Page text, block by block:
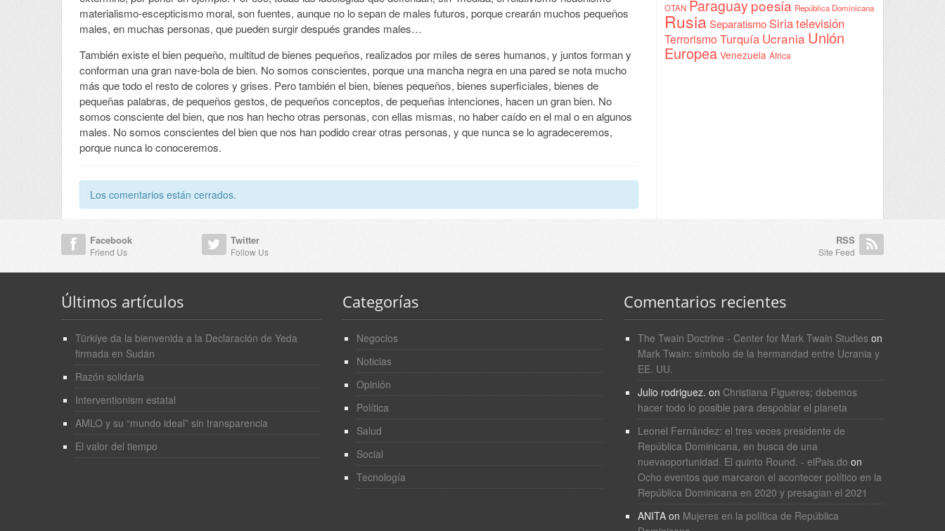
materialismo-escepticismo moral, son fuentes, aunque no lo sepan de males futuros, porque crearán muchos pequeños
males, en muchas personas, que pueden surgir después grandes males…
También existe el bien pequeño, multitud de bienes pequeños, realizados por miles de seres humanos, y juntos forman y
conforman una gran nave-bola de bien. No somos conscientes, porque una mancha negra en una pared se nota mucho
más que todo el resto de colores y grises. Pero también el bien, bienes pequeños, bienes superficiales, bienes de
pequeñas palabras, de pequeños gestos, de pequeños conceptos, de pequeñas intenciones, hacen un gran bien. No
somos consciente del bien, que nos han hecho otras personas, con ellas mismas, no haber caído en el mal o en algunos
males. No somos conscientes del bien que nos han podido crear otras personas, y que nunca se lo agradeceremos,
porque nunca lo conoceremos.
Los comentarios están cerrados.
OTAN Paraguaypoesía República Dominicana
RusiaSeparatismo Siriatelevisión
Terrorismo Turquía Ucrania Unión
Europea Venezuela África
Facebook
Friend Us
Twitter
Follow Us
RSS
Site Feed
Últimos artículos
Türkiye da la bienvenida a la Declaración de Yeda
firmada en Sudán
Razón solidaria
Interventionism estatal
AMLO y su “mundo ideal” sin transparencia
El valor del tiempo
Categorías
Negocios
Noticias
Opinión
Política
Salud
Social
Tecnología
Comentarios recientes
The Twain Doctrine - Center for Mark Twain Studies on
Mark Twain: símbolo de la hermandad entre Ucrania y
EE. UU.
Julio rodriguez. on Christiana Figueres; debemos
hacer todo lo posible para despoblar el planeta
Leonel Fernández: el tres veces presidente de
República Dominicana, en busca de una
nuevaoportunidad. El quinto Round. - elPais.do on
Ocho eventos que marcaron el acontecer político en la
República Dominicana en 2020 y presagian el 2021
ANITA on Mujeres en la política de República